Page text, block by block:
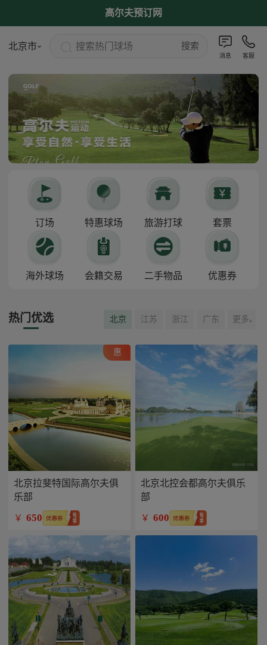
高尔夫预订网
北京市 搜索热门球场 搜索
消息 客服
订场 特惠球场 旅游打球 套票
海外球场 会籍交易 二手物品 优惠券
热门优选 北京 江苏 浙江 广东 更多
惠
北京拉斐特国际高尔夫俱
乐部
￥ 650
北京北控会都高尔夫俱乐
部
￥ 600